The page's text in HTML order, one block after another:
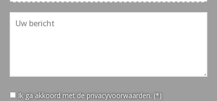
Ik ga akkoord met de privacyvoorwaarden. (*)